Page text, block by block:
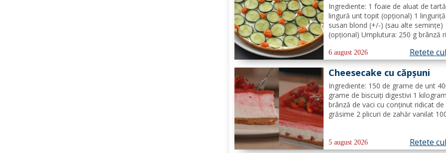
Ingrediente: 1 foaie de aluat de
lingură unt topit (opțional) 1
susan blond (+/-) (sau alte semințe)
(opțional) Umplutura: 250 g brânză
verde (+/-) piper Toppinguri: 1
80 gr somon afumat 1 linguriță
de susan...
6 august 2026 Retete
Cheesecake cu căpșuni
Ingrediente: 150 de grame de unt
grame de biscuiți digestivi 1
brânză de vaci cu conținut ridicat de
grăsime 2 plicuri de zahăr vanilat
smântână pentru frișcă 4 foi de
5 august 2026 Retete